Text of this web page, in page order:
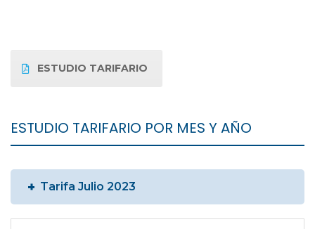
ESTUDIO TARIFARIO
ESTUDIO TARIFARIO POR MES Y AÑO
Tarifa Julio 2023